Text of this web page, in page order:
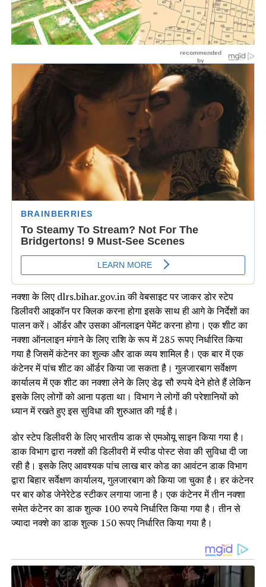
नक्शा के लिए dlrs.bihar.gov.in की वेबसाइट पर जाकर डोर स्टेप
डिलीवरी आइकॉन पर क्लिक करना होगा इसके साथ ही आगे के निर्देशों का
पालन करें। ऑर्डर और उसका ऑनलाइन पेमेंट करना होगा। एक शीट का
नक्शा ऑनलाइन मंगाने के लिए राशि के रूप में 285 रूपए निर्धारित किया
गया है जिसमें कंटेनर का शुल्क और डाक व्यय शामिल है। एक बार में एक
कंटेनर में पांच शीट का ऑर्डर किया जा सकता है। गुलजारबाग सर्वेक्षण
कार्यालय में एक शीट का नक्शा लेने के लिए डेढ़ सौ रुपये देने होते हैं लेकिन
इसके लिए लोगों को आना पड़ता था। विभाग ने लोगों की परेशानियों को
ध्यान में रखते हुए इस सुविधा की शुरुआत की गई है।
डोर स्टेप डिलीवरी के लिए भारतीय डाक से एमओयू साइन किया गया है।
डाक विभाग द्वारा नक्शों की डिलीवरी में स्पीड पोस्ट सेवा की सुविधा दी जा
रही है। इसके लिए आवश्यक पांच लाख बार कोड का आवंटन डाक विभाग
द्वारा बिहार सर्वेक्षण कार्यालय, गुलजारबाग को किया जा चुका है। हर कंटेनर
पर बार कोड जेनेरेटेड स्टीकर लगाया जाना है। एक कंटेनर में तीन नक्शा
समेत कंटेनर का डाक शुल्क 100 रुपये निर्धारित किया गया है। तीन से
ज्यादा नक्शे का डाक शुल्क 150 रूपए निर्धारित किया गया है।